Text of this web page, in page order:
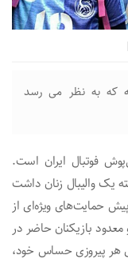
که به نظر می رسد
فوتبال ایران است.
یک والیبال زنان داشت
حمایت‌های ویژه‌ای از
بازیکنان حاضر در
هر پیروزی حساس خود،